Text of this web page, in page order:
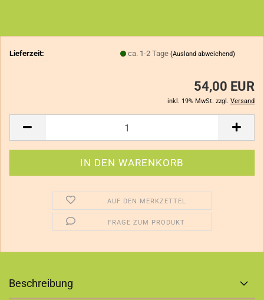
Lieferzeit: ca. 1-2 Tage(Ausland abweichend)
54,00 EUR
inkl. 19% MwSt. zzgl. Versand
AUF DEN MERKZETTEL
FRAGE ZUM PRODUKT
Beschreibung